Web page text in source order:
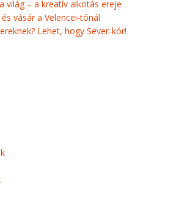
világ – a kreatív alkotás ereje
vásár a Velencei-tónál
Lehet, hogy Sever-kór!